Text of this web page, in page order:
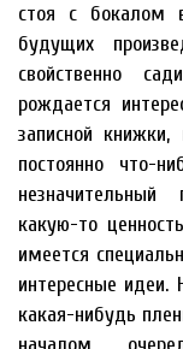
стоя с бокалом
будущих
свойственно
рождается
записной
постоянно что-
какую-то
имеется
интересные идеи.
какая-нибудь